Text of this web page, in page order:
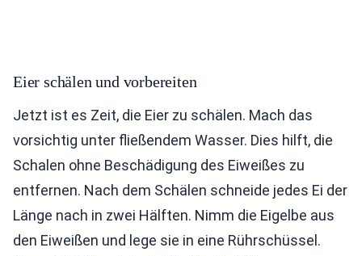
Eier schälen und vorbereiten
Jetzt ist es Zeit, die Eier zu schälen. Mach das
vorsichtig unter fließendem Wasser. Dies hilft, die
Schalen ohne Beschädigung des Eiweißes zu
entfernen. Nach dem Schälen schneide jedes Ei der
Länge nach in zwei Hälften. Nimm die Eigelbe aus
den Eiweißen und lege sie in eine Rührschüssel.